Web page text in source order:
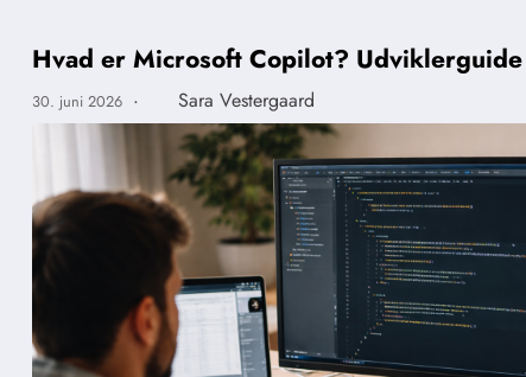
Hvad er Microsoft Copilot?
30. juni 2026 · Sara Vestergaard